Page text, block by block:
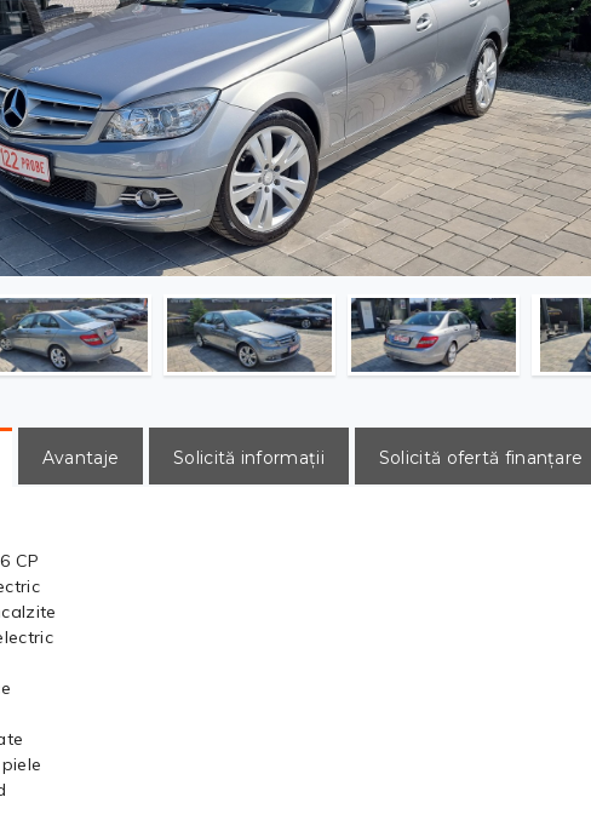
Avantaje Solicită informații Solicită ofertă finanțare
CP